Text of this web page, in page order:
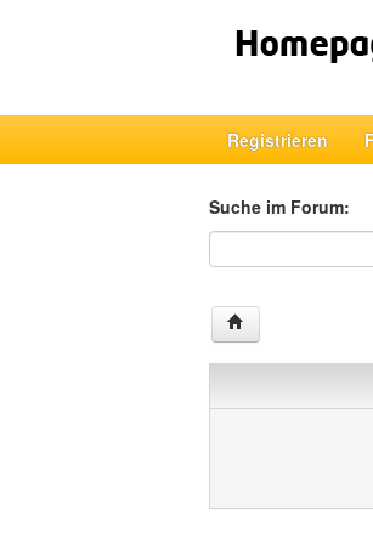
Registrieren
Suche im Forum:
Suche im Forum